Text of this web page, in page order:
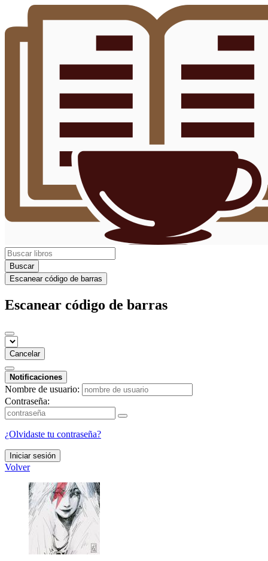
Buscar
Escanear código de barras
Escanear código de barras
Cancelar
Notificaciones
Nombre de usuario:
Contraseña:
¿Olvidaste tu contraseña?
Iniciar sesión
Volver